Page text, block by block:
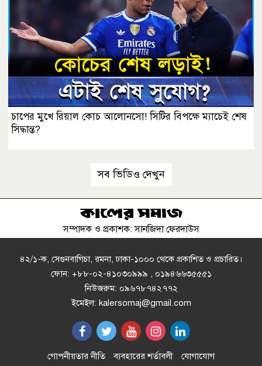
চাপের মুখে রিয়াল কোচ আলোনসো! সিটির বিপক্ষে ম্যাচেই শেষ
সিদ্ধান্ত?
সব ভিডিও দেখুন
সম্পাদক ও প্রকাশক: সানজিদা ফেরদাউস
৪২/১-ক, সেগুনবাগিচা, রমনা, ঢাকা-১০০০ থেকে প্রকাশিত ও প্রচারিত।
ফোন: +৮৮-০২-৪১০৩০৯৯৯ , ০১৯৪৬৬৩৫৫৫১
নিউজরুম: ০৯৬৭৮৭৪২৭৭২
ইমেইল: kalersomaj@gmail.com
গোপনীয়তার নীতি ব্যবহারের শর্তাবলী যোগাযোগ